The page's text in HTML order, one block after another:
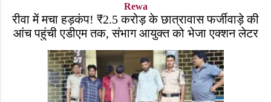
Rewa
रीवा में मचा हड़कंप! ₹2.5 करोड़ के छात्रावास फर्जीवाड़े की
आंच पहुंची एडीएम तक, संभाग आयुक्त को भेजा एक्शन लेटर